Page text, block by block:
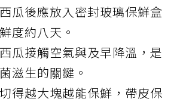
瓜後應放入密封玻璃保鮮盒
度約八天。
瓜接觸空氣與及早降溫，是
滋生的關鍵。
得越大塊越能保鮮，帶皮保